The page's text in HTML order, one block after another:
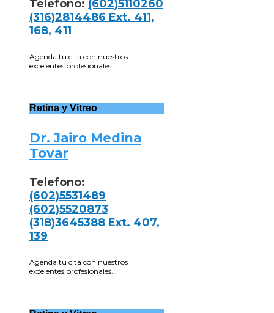
Telefono: (602)5110260
(316)2814486 Ext. 411,
168, 411
Agenda tu cita con nuestros
excelentes profesionales...
Retina y Vitreo
Dr. Jairo Medina
Tovar
Telefono:
(602)5531489
(602)5520873
(318)3645388 Ext. 407,
139
Agenda tu cita con nuestros
excelentes profesionales...